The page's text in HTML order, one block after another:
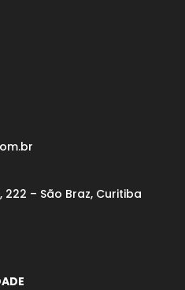
– São Braz, Curitiba